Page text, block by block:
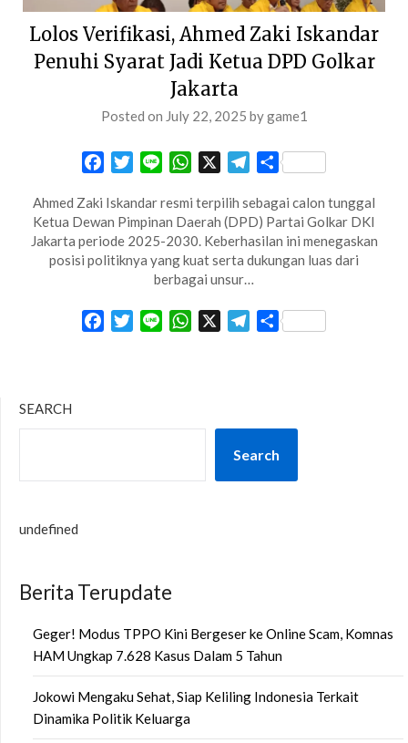
Lolos Verifikasi, Ahmed Zaki Iskandar
Penuhi Syarat Jadi Ketua DPD Golkar
Jakarta
Posted on July 22, 2025 bygame1
FacebookTwitterLine WhatsApp Telegram
Share
Ahmed Zaki Iskandar resmi terpilih sebagai calon tunggal
Ketua Dewan Pimpinan Daerah (DPD) Partai Golkar DKI
Jakarta periode 2025-2030. Keberhasilan ini menegaskan
posisi politiknya yang kuat serta dukungan luas dari
berbagai unsur…
FacebookTwitterLine WhatsApp Telegram
Share
SEARCH
Search
undefined
Berita Terupdate
Geger! Modus TPPO Kini Bergeser ke Online Scam, Komnas
HAM Ungkap 7.628 Kasus Dalam 5 Tahun
Jokowi Mengaku Sehat, Siap Keliling Indonesia Terkait
Dinamika Politik Keluarga